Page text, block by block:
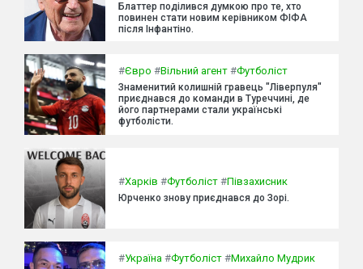
Блаттер поділився думкою про те, хто
повинен стати новим керівником ФІФА
після Інфантіно.
#Євро #Вільний агент #Футболіст
Знаменитий колишній гравець "Ліверпуля"
приєднався до команди в Туреччині, де
його партнерами стали українські
футболісти.
#Харків #Футболіст #Півзахисник
Юрченко знову приєднався до Зорі.
#Україна #Футболіст #Михайло Мудрик